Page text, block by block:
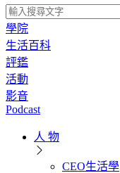
學院
生活百科
評鑑
活動
影音
Podcast
人 物
CEO生活學